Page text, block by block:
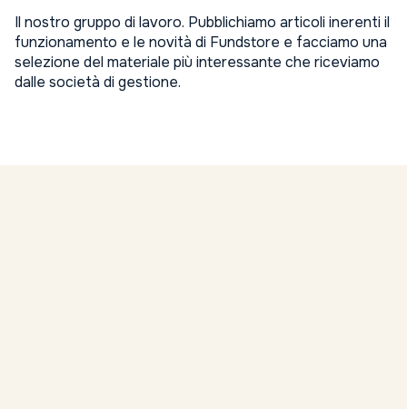
Il nostro gruppo di lavoro. Pubblichiamo articoli inerenti il
funzionamento e le novità di Fundstore e facciamo una
selezione del materiale più interessante che riceviamo
dalle società di gestione.